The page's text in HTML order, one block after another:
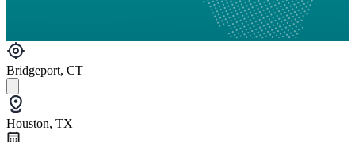
Bridgeport, CT
Houston, TX